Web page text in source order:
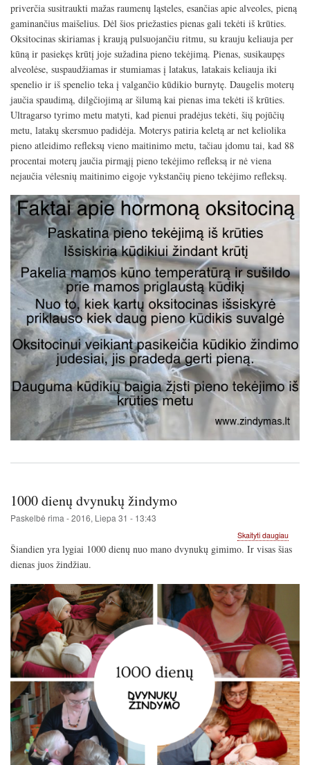
ir
priverčia susitraukti mažas raumenų ląsteles, esančias apie alveoles, pieną
gaminančius maišelius. Dėl šios priežasties pienas gali tekėti iš krūties.
Oksitocinas skiriamas į kraują pulsuojančiu ritmu, su krauju keliauja per
kūną ir pasiekęs krūtį joje sužadina pieno tekėjimą. Pienas, susikaupęs
alveolėse, suspaudžiamas ir stumiamas į latakus, latakais keliauja iki
spenelio ir iš spenelio teka į valgančio kūdikio burnytę. Daugelis moterų
jaučia spaudimą, dilgčiojimą ar šilumą kai pienas ima tekėti iš krūties.
Ultragarso tyrimo metu matyti, kad pienui pradėjus tekėti, šių pojūčių
metu, latakų skersmuo padidėja. Moterys patiria keletą ar net keliolika
pieno atleidimo refleksų vieno maitinimo metu, tačiau įdomu tai, kad 88
procentai moterų jaučia pirmąjį pieno tekėjimo refleksą ir nė viena
nejaučia vėlesnių maitinimo eigoje vykstančių pieno tekėjimo refleksų.
1000 dienų dvynukų žindymo
Paskelbė rima -2016, Liepa 31 - 13:43
Skaityti daugiauapie
Šiandien yra lygiai 1000 dienų nuo mano dvynukų gimimo. Ir visas šias
dienas juos žindžiau.